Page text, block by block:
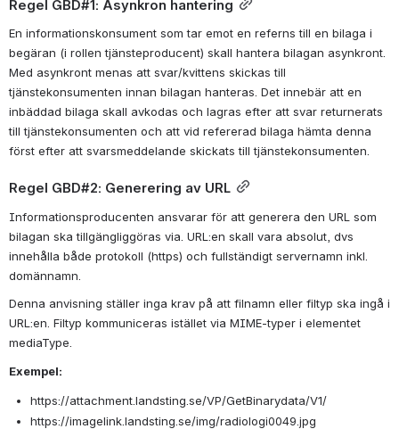
Regel GBD#1: Asynkron hantering
En informationskonsument som tar emot en referns till en bilaga i
begäran (i rollen tjänsteproducent) skall hantera bilagan asynkront.
Med asynkront menas att svar/kvittens skickas till
tjänstekonsumenten innan bilagan hanteras. Det innebär att en
inbäddad bilaga skall avkodas och lagras efter att svar returnerats
till tjänstekonsumenten och att vid refererad bilaga hämta denna
först efter att svarsmeddelande skickats till tjänstekonsumenten.
Regel GBD#2: Generering av URL
Informationsproducenten ansvarar för att generera den URL som
bilagan ska tillgängliggöras via. URL:en skall vara absolut, dvs
innehålla både protokoll (https) och fullständigt servernamn inkl.
domännamn.
Denna anvisning ställer inga krav på att filnamn eller filtyp ska ingå i
URL:en. Filtyp kommuniceras istället via MIME-typer i elementet
mediaType.
Exempel:
https://attachment.landsting.se/VP/GetBinarydata/V1/
https://imagelink.landsting.se/img/radiologi0049.jpg